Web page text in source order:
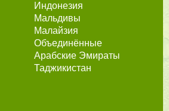
Индонезия
Мальдивы
Малайзия
Объединённые
Арабские Эмираты
Таджикистан